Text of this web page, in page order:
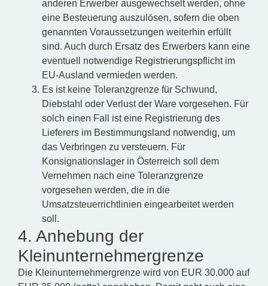
anderen Erwerber ausgewechselt werden, ohne
eine Besteuerung auszulösen, sofern die oben
genannten Voraussetzungen weiterhin erfüllt
sind. Auch durch Ersatz des Erwerbers kann eine
eventuell notwendige Registrierungspflicht im
EU-Ausland vermieden werden.
Es ist keine Toleranzgrenze für Schwund,
Diebstahl oder Verlust der Ware vorgesehen. Für
solch einen Fall ist eine Registrierung des
Lieferers im Bestimmungsland notwendig, um
das Verbringen zu versteuern. Für
Konsignationslager in Österreich soll dem
Vernehmen nach eine Toleranzgrenze
vorgesehen werden, die in die
Umsatzsteuerrichtlinien eingearbeitet werden
soll.
4. Anhebung der
Kleinunternehmergrenze
Die Kleinunternehmergrenze wird von EUR 30.000 auf